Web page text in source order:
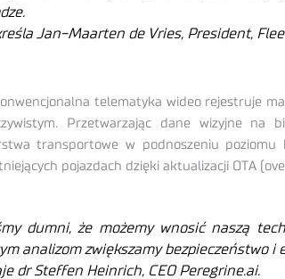
Jan-Maarten de Vries, President,
telematyka wideo rejestruje
Przetwarzając dane wizyjne na
transportowe w podnoszeniu poziomu
pojazdach dzięki aktualizacji OTA
dumni, że możemy wnosić naszą
analizom zwiększamy bezpieczeństwo
dr Steffen Heinrich, CEO Peregrine.ai.